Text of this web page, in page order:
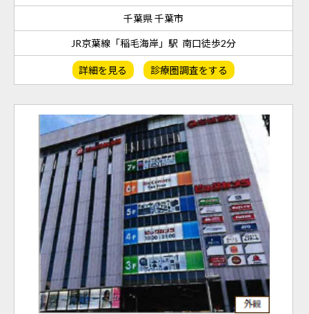
千葉県 千葉市
JR京葉線「稲毛海岸」駅 南口徒歩2分
詳細を見る 診療圏調査をする